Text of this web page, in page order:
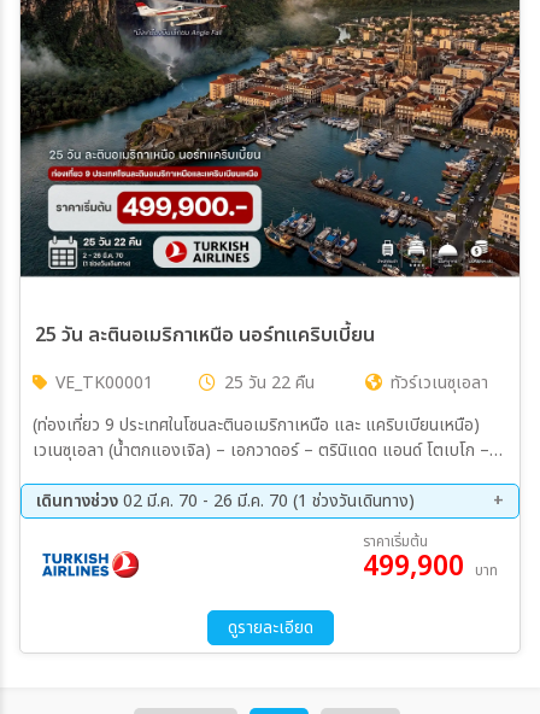
เมือง
สายการบิน
ตั้งแต่วันที่
เฉพาะเดือน
เฉพาะเทศกาล
25 วัน ละตินอเมริกาเหนือ นอร์ทแคริบเบี้ยน
VE_TK00001 25 วัน 22 คืน
ทัวร์เวเนซุเอลา
(ท่องเที่ยว 9 ประเทศในโซนละตินอเมริกาเหนือ และ แคริบเบียนเหนือ)
เวเนซุเอลา (น้ำตกแองเจิล) – เอกวาดอร์ – ตรินิแดด แอนด์ โตเบโก –
โดมินิกัน – บาฮามาส
เดินทางช่วง02 มี.ค. 70 - 26 มี.ค. 70 (1 ช่วงวันเดินทาง)
ราคาเริ่มต้น
499,900 บาท
ดูรายละเอียด